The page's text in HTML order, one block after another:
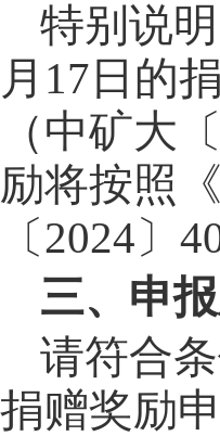
特别说明
月 17 日的
（中矿大〔
励将按照
〔 2024 〕
三、申
请符合
捐赠奖励